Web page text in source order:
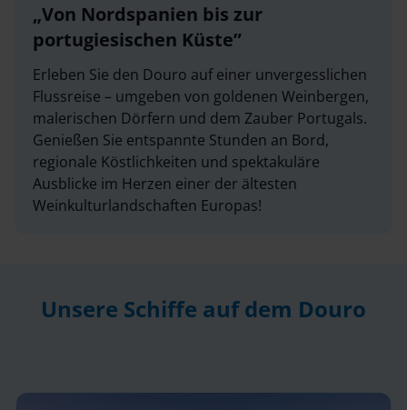
Von Nordspanien bis zur
portugiesischen Küste
Erleben Sie den Douro auf einer unvergesslichen
Flussreise – umgeben von goldenen Weinbergen,
malerischen Dörfern und dem Zauber Portugals.
Genießen Sie entspannte Stunden an Bord,
regionale Köstlichkeiten und spektakuläre
Ausblicke im Herzen einer der ältesten
Weinkulturlandschaften Europas!
Unsere Schiffe auf dem Douro